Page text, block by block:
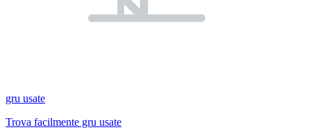
gru usate
Trova facilmente gru usate